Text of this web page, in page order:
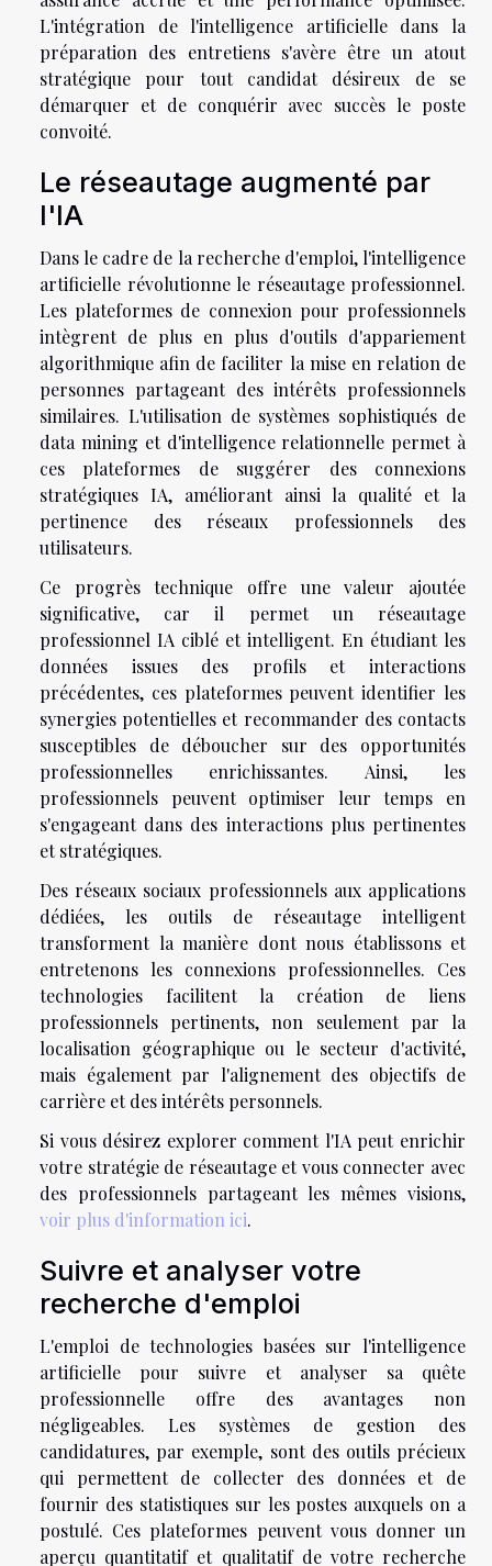
L'intégration de l'intelligence artificielle dans la
préparation des entretiens s'avère être un atout
stratégique pour tout candidat désireux de se
démarquer et de conquérir avec succès le poste
convoité.
Le réseautage augmenté par
l'IA
Dans le cadre de la recherche d'emploi, l'intelligence
artificielle révolutionne le réseautage professionnel.
Les plateformes de connexion pour professionnels
intègrent de plus en plus d'outils d'appariement
algorithmique afin de faciliter la mise en relation de
personnes partageant des intérêts professionnels
similaires. L'utilisation de systèmes sophistiqués de
data mining et d'intelligence relationnelle permet à
ces plateformes de suggérer des connexions
stratégiques IA, améliorant ainsi la qualité et la
pertinence des réseaux professionnels des
utilisateurs.
Ce progrès technique offre une valeur ajoutée
significative, car il permet un réseautage
professionnel IA ciblé et intelligent. En étudiant les
données issues des profils et interactions
précédentes, ces plateformes peuvent identifier les
synergies potentielles et recommander des contacts
susceptibles de déboucher sur des opportunités
professionnelles enrichissantes. Ainsi, les
professionnels peuvent optimiser leur temps en
s'engageant dans des interactions plus pertinentes
et stratégiques.
Des réseaux sociaux professionnels aux applications
dédiées, les outils de réseautage intelligent
transforment la manière dont nous établissons et
entretenons les connexions professionnelles. Ces
technologies facilitent la création de liens
professionnels pertinents, non seulement par la
localisation géographique ou le secteur d'activité,
mais également par l'alignement des objectifs de
carrière et des intérêts personnels.
Si vous désirez explorer comment l'IA peut enrichir
votre stratégie de réseautage et vous connecter avec
des professionnels partageant les mêmes visions,
voir plus d'information ici.
Suivre et analyser votre
recherche d'emploi
L'emploi de technologies basées sur l'intelligence
artificielle pour suivre et analyser sa quête
professionnelle offre des avantages non
négligeables. Les systèmes de gestion des
candidatures, par exemple, sont des outils précieux
qui permettent de collecter des données et de
fournir des statistiques sur les postes auxquels on a
postulé. Ces plateformes peuvent vous donner un
aperçu quantitatif et qualitatif de votre recherche